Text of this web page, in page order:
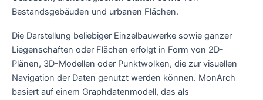
Bestandsgebäuden und urbanen Flächen.
Die Darstellung beliebiger Einzelbauwerke sowie ganzer
Liegenschaften oder Flächen erfolgt in Form von 2D-
Plänen, 3D-Modellen oder Punktwolken, die zur visuellen
Navigation der Daten genutzt werden können. MonArch
basiert auf einem Graphdatenmodell, das als